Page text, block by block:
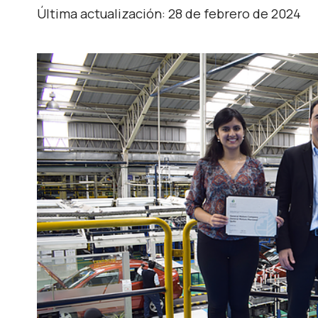
Última actualización: 28 de febrero de 2024